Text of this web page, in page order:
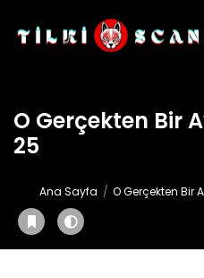
O Gerçekten Bir
25
Ana Sayfa O Gerçekten Bir